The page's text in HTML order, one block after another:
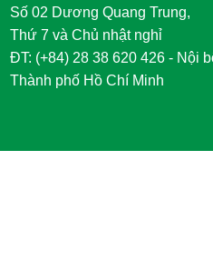
Số 02 Dương Quang Trung,
Thứ 7 và Chủ nhật nghỉ
	ĐT
: (+84) 28 38 620 426 - Nội
Thành phố Hồ Chí Minh